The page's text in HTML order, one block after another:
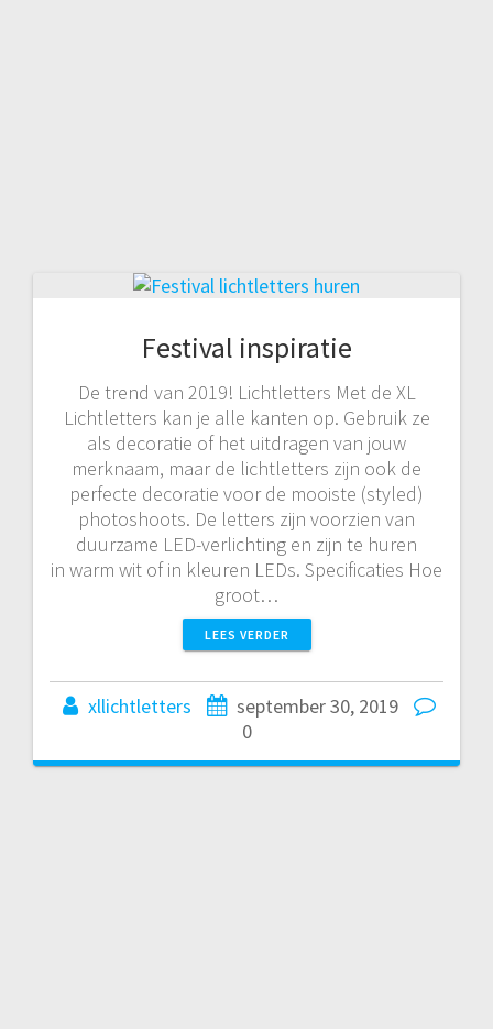
Festival inspiratie
De trend van 2019! Lichtletters Met de XL
Lichtletters kan je alle kanten op. Gebruik ze
als decoratie of het uitdragen van jouw
merknaam, maar de lichtletters zijn ook de
perfecte decoratie voor de mooiste (styled)
photoshoots. De letters zijn voorzien van
duurzame LED-verlichting en zijn te huren
in warm wit of in kleuren LEDs. Specificaties Hoe
groot…
LEES VERDER
xllichtletters
september 30, 2019
0